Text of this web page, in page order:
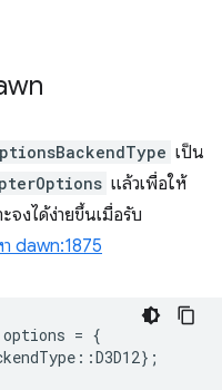
เป็น
แล้วเพื่อให้
จงได้ง่ายขึ้นเมื่อรับ
dawn:1875
options = {
::D3D12};